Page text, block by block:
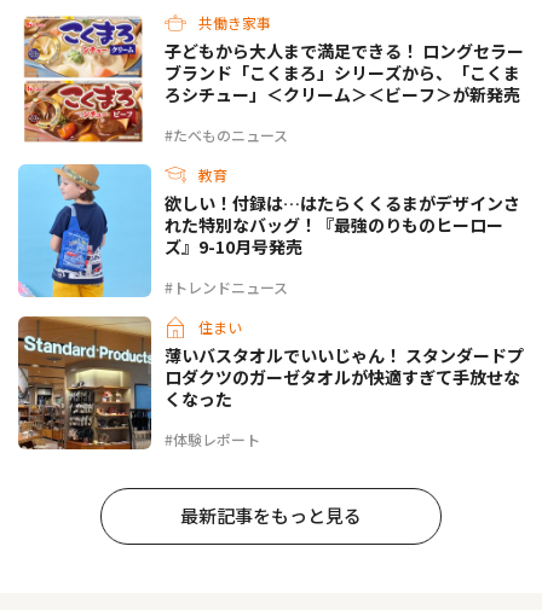
共働き家事
#たべものニュース
子どもから大人まで満足できる！ ロングセラー
ブランド「こくまろ」シリーズから、「こくま
ろシチュー」＜クリーム＞＜ビーフ＞が新発売
教育
#トレンドニュース
欲しい！付録は…はたらくくるまがデザインさ
れた特別なバッグ！『最強のりものヒーロー
ズ』9-10月号発売
住まい
#体験レポート
薄いバスタオルでいいじゃん！ スタンダードプ
ロダクツのガーゼタオルが快適すぎて手放せな
くなった
最新記事をもっと見る